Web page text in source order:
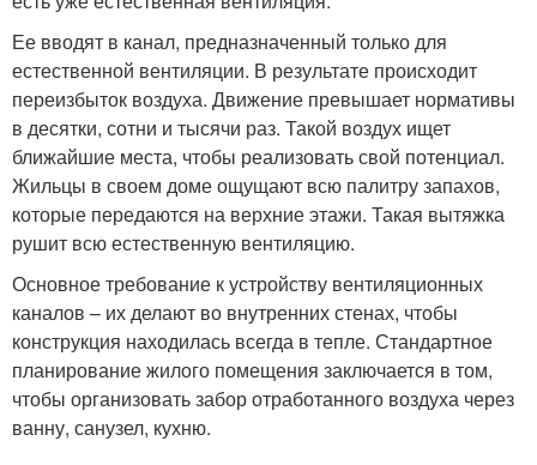
Ее вводят в канал, предназначенный только для
естественной вентиляции. В результате происходит
переизбыток воздуха. Движение превышает нормативы
в десятки, сотни и тысячи раз. Такой воздух ищет
ближайшие места, чтобы реализовать свой потенциал.
Жильцы в своем доме ощущают всю палитру запахов,
которые передаются на верхние этажи. Такая вытяжка
рушит всю естественную вентиляцию.
Основное требование к устройству вентиляционных
каналов – их делают во внутренних стенах, чтобы
конструкция находилась всегда в тепле. Стандартное
планирование жилого помещения заключается в том,
чтобы организовать забор отработанного воздуха через
ванну, санузел, кухню.